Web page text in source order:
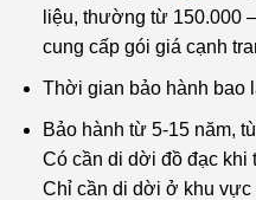
liệu, thường từ 150.000
cung cấp gói giá cạnh
Thời gian bảo hành bao
Bảo hành từ 5-15 năm,
Có cần di dời đồ đạc khi
Chỉ cần di dời ở khu vực